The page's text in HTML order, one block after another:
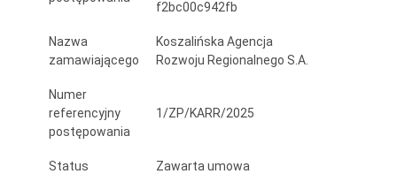
Koszalinie
2025
f2bc00c942fb
Nazwa
zamawiającego
Koszalińska Agencja
Rozwoju Regionalnego S.A.
Numer
referencyjny
postępowania
1/ZP/KARR/2025
Status Zawarta umowa